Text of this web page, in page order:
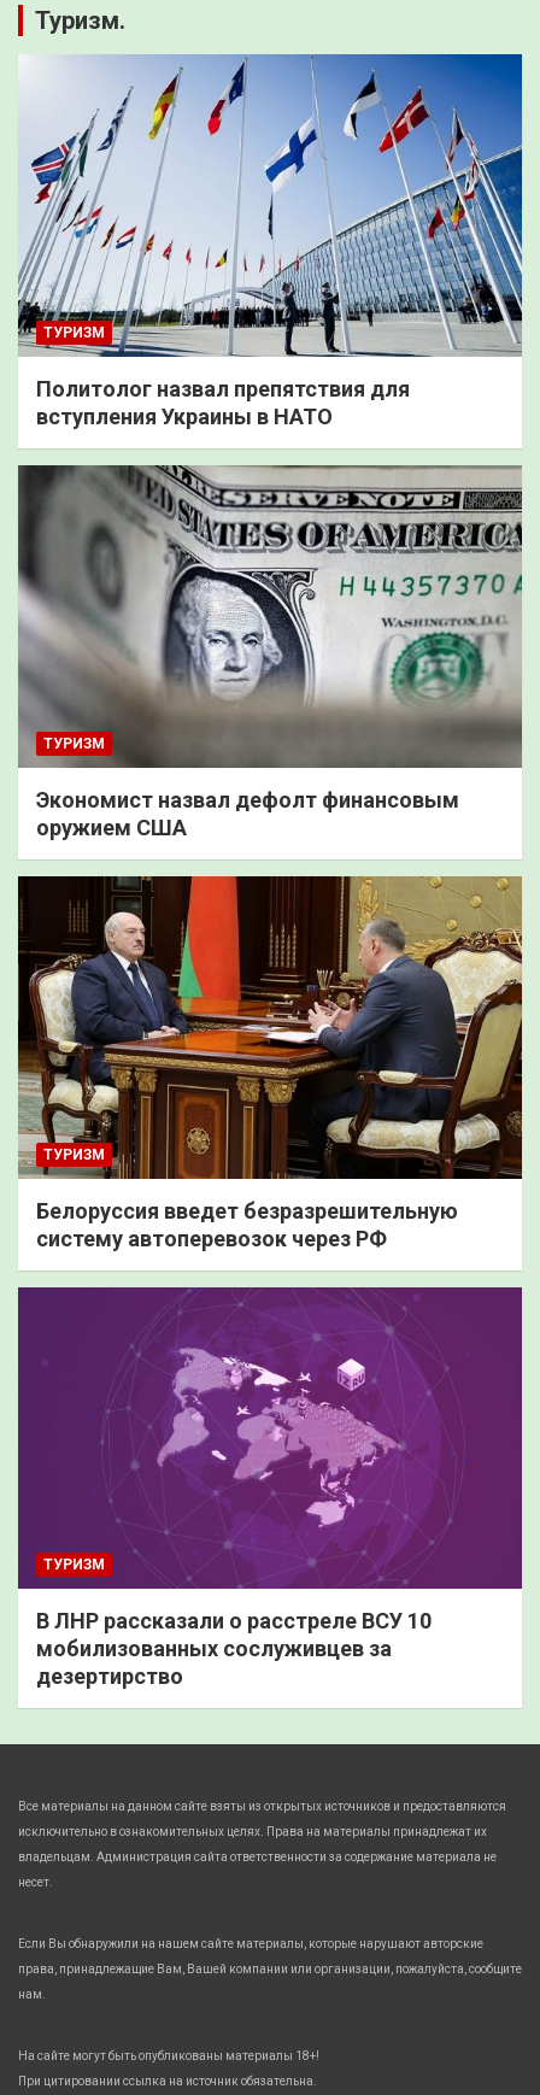
Туризм.
ТУРИЗМ
Политолог назвал препятствия для
вступления Украины в НАТО
ТУРИЗМ
Экономист назвал дефолт финансовым
оружием США
ТУРИЗМ
Белоруссия введет безразрешительную
систему автоперевозок через РФ
ТУРИЗМ
В ЛНР рассказали о расстреле ВСУ 10
мобилизованных сослуживцев за
дезертирство
Все материалы на данном сайте взяты из открытых источников и предоставляются
исключительно в ознакомительных целях. Права на материалы принадлежат их
владельцам. Администрация сайта ответственности за содержание материала не
несет.
Если Вы обнаружили на нашем сайте материалы, которые нарушают авторские
права, принадлежащие Вам, Вашей компании или организации, пожалуйста, сообщите
нам.
На сайте могут быть опубликованы материалы 18+!
При цитировании ссылка на источник обязательна.